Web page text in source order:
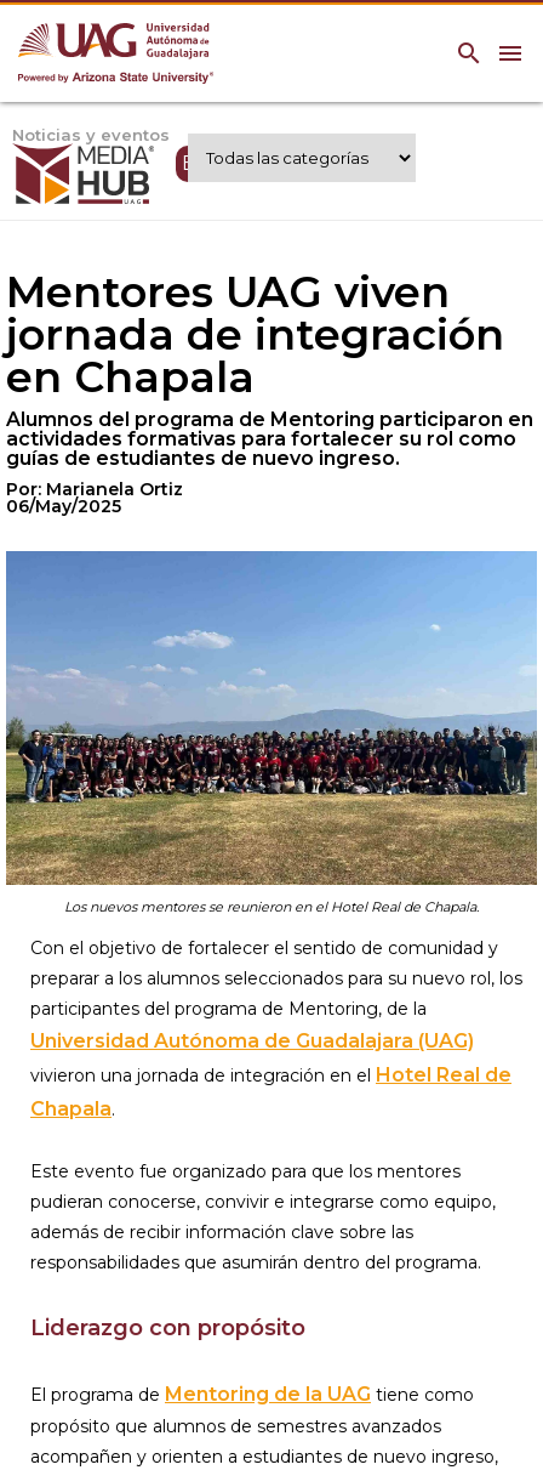
menu
search
Noticias y eventos
Expertos UAG
Mentores UAG viven
jornada de integración
en Chapala
Alumnos del programa de Mentoring participaron en
actividades formativas para fortalecer su rol como
guías de estudiantes de nuevo ingreso.
Por: Marianela Ortiz
06/May/2025
Los nuevos mentores se reunieron en el Hotel Real de Chapala.
Con el objetivo de fortalecer el sentido de comunidad y
preparar a los alumnos seleccionados para su nuevo rol, los
participantes del programa de Mentoring, de la
Universidad Autónoma de Guadalajara (UAG)
vivieron una jornada de integración en el
Hotel Real de
Chapala.
Este evento fue organizado para que los mentores
pudieran conocerse, convivir e integrarse como equipo,
además de recibir información clave sobre las
responsabilidades que asumirán dentro del programa.
Liderazgo con propósito
El programa de Mentoring de la UAG tiene como
propósito que alumnos de semestres avanzados
acompañen y orienten a estudiantes de nuevo ingreso,